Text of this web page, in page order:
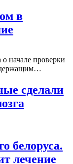
в
о начале проверки
сделали
белоруса.
лечение